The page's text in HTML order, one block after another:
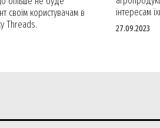
своїм користувачам в
Threads.
інтересам
27.09.2023